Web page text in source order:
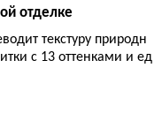
отделке
текстуру природн
с 13 оттенками и ед